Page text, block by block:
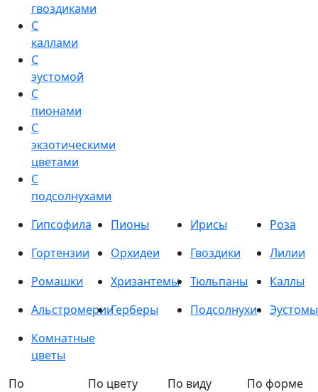
гвоздиками
С
каллами
С
эустомой
С
пионами
С
экзотическими
цветами
С
подсолнухами
Гипсофила Пионы Ирисы
Роза
Гортензии
Орхидеи Гвоздики
Лилии
Ромашки
Хризантемы Тюльпаны
Каллы
АльстромерииГерберы Подсолнухи
Эустомы
Комнатные
цветы
По
По цвету
По виду
По форме